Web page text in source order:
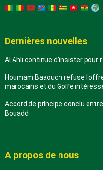
Dernières nouvelles
Al Ahli continue d’insister pour
Houmam Baaouch refuse
marocains et du Golfe
Accord de principe conclu
Bouaddi
A propos de nous